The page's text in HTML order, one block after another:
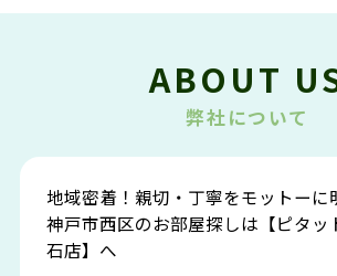
ABOUT
弊社について
地域密着！親切・丁寧をモットーに
神戸市西区のお部屋探しは【ピタッ
石店】へ